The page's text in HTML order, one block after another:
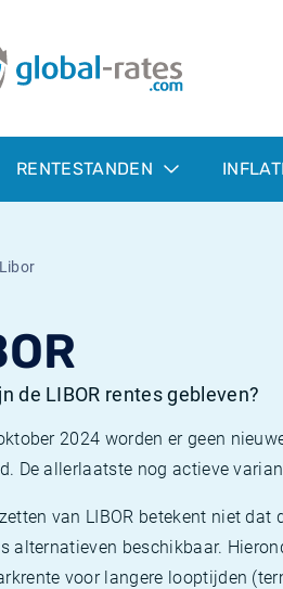
RENTESTANDEN
Libor
de LIBOR rentes gebleven?
2024 worden er geen
De allerlaatste nog actieve
van LIBOR betekent niet
alternatieven beschikbaar.
voor langere looptijden